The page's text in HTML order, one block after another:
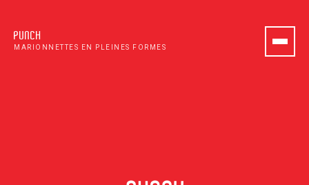
PUNCH
MARIONNETTES EN PLEINES FORMES